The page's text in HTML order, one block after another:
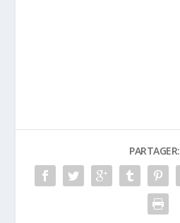
PARTAGER: